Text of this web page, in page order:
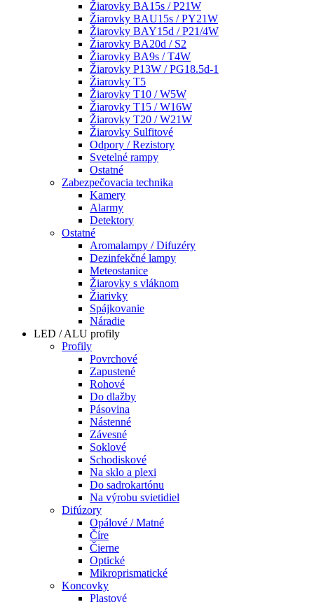
Žiarovky BA15s / P21W
Žiarovky BAU15s / PY21W
Žiarovky BAY15d / P21/4W
Žiarovky BA20d / S2
Žiarovky BA9s / T4W
Žiarovky P13W / PG18.5d-1
Žiarovky T5
Žiarovky T10 / W5W
Žiarovky T15 / W16W
Žiarovky T20 / W21W
Žiarovky Sulfitové
Odpory / Rezistory
Svetelné rampy
Ostatné
Zabezpečovacia technika
Kamery
Alarmy
Detektory
Ostatné
Aromalampy / Difuzéry
Dezinfekčné lampy
Meteostanice
Žiarovky s vláknom
Žiarivky
Spájkovanie
Náradie
LED / ALU profily
Profily
Povrchové
Zapustené
Rohové
Do dlažby
Pásovina
Nástenné
Závesné
Soklové
Schodiskové
Na sklo a plexi
Do sadrokartónu
Na výrobu svietidiel
Difúzory
Opálové / Matné
Číre
Čierne
Optické
Mikroprismatické
Koncovky
Plastové